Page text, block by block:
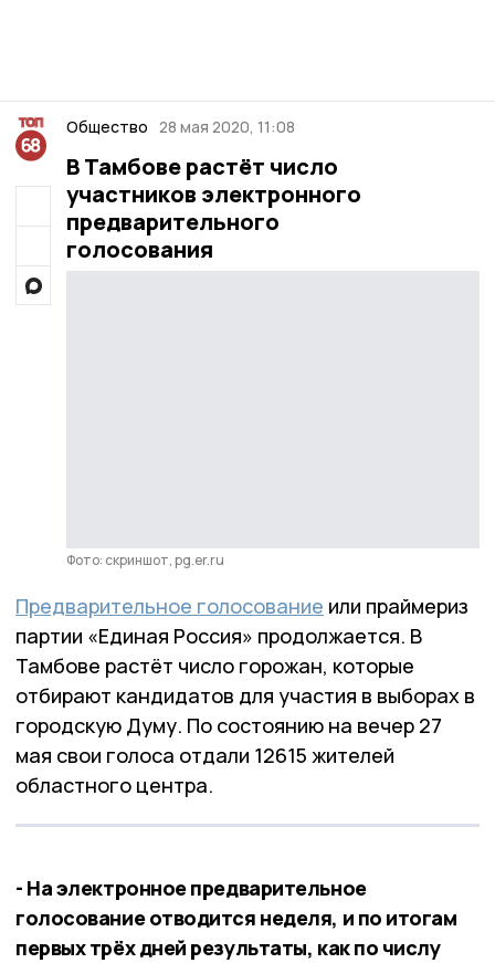
Общество 28 мая 2020, 11:08
В Тамбове растёт число
участников электронного
предварительного
голосования
Фото: скриншот, pg.er.ru
Предварительное голосование или праймериз
партии «Единая Россия» продолжается. В
Тамбове растёт число горожан, которые
отбирают кандидатов для участия в выборах в
городскую Думу. По состоянию на вечер 27
мая свои голоса отдали 12615 жителей
областного центра.
- На электронное предварительное
голосование отводится неделя, и по итогам
первых трёх дней результаты, как по числу